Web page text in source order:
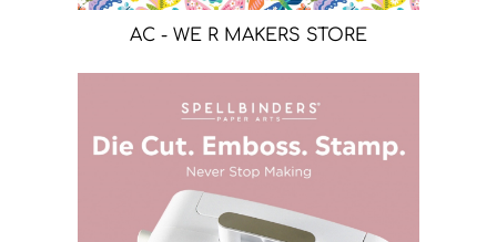
AC - WE R MAKERS STORE